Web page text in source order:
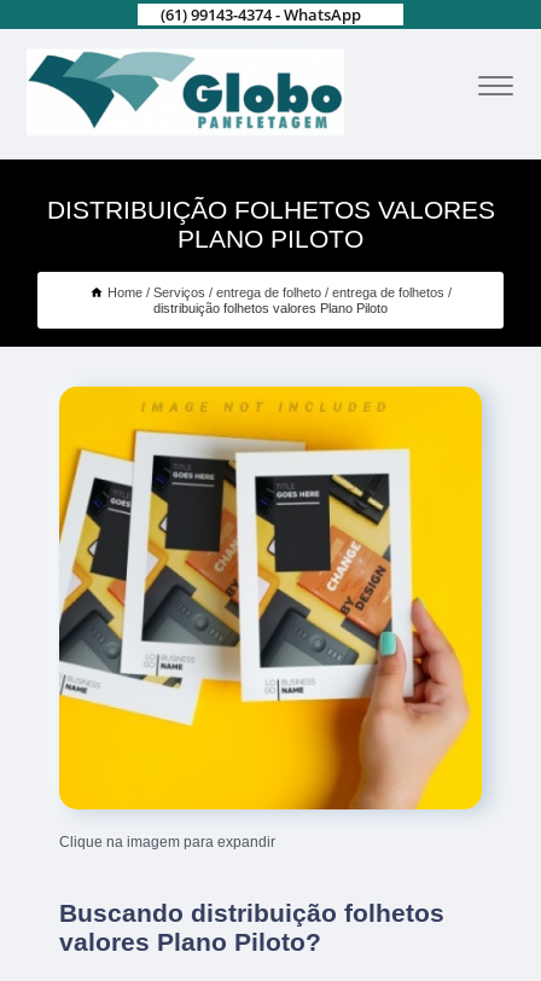
(61) 99143-4374 - WhatsApp
DISTRIBUIÇÃO FOLHETOS VALORES
PLANO PILOTO
Home Serviços entrega de folheto
entrega de folhetos
distribuição folhetos valores Plano Piloto
Clique na imagem para expandir
Buscando distribuição folhetos
valores Plano Piloto?